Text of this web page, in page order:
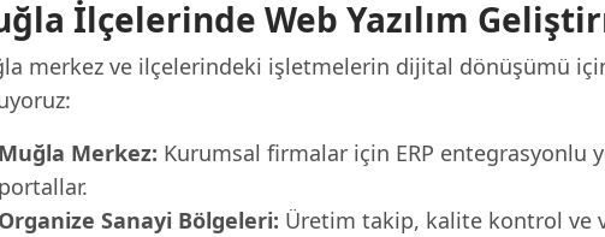
İlçelerinde Web Yazılım
merkez ve ilçelerindeki işletmelerin dijital dönüşümü
Muğla Merkez: Kurumsal firmalar için ERP entegrasyonlu
portallar.
Organize Sanayi Bölgeleri: Üretim takip, kalite kontrol ve